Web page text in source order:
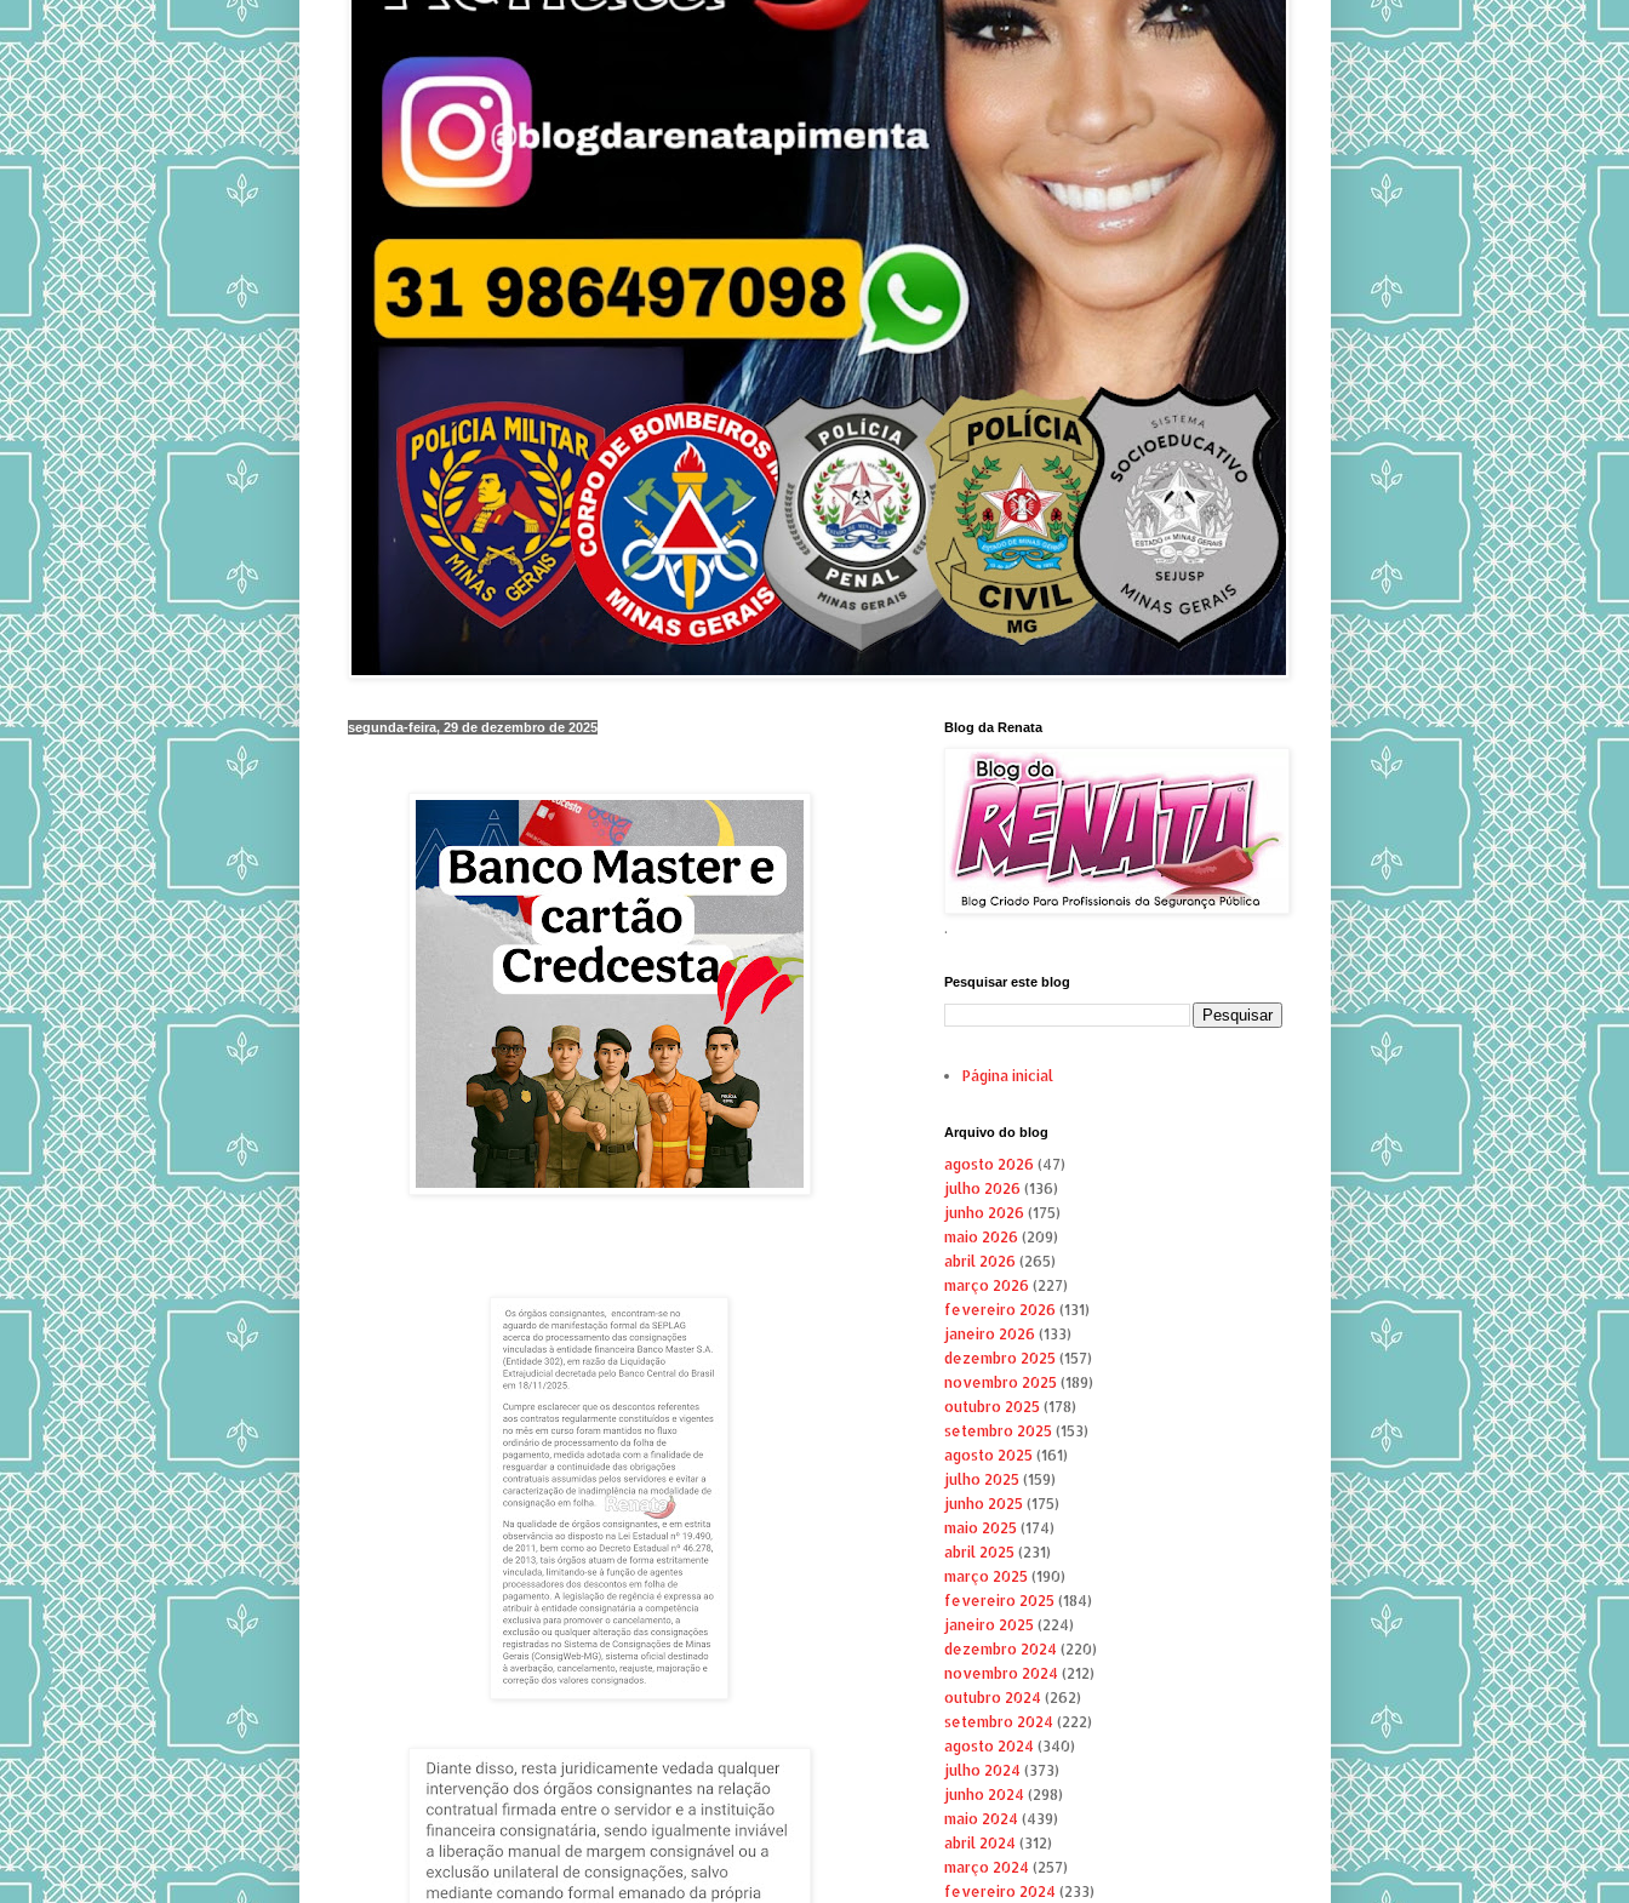
segunda-feira, 29 de dezembro de 2025 Blog da Renata
.
Pesquisar este blog
Página inicial
Arquivo do blog
agosto 2026 (47)
julho 2026 (136)
junho 2026 (175)
maio 2026 (209)
abril 2026 (265)
março 2026 (227)
fevereiro 2026 (131)
janeiro 2026 (133)
dezembro 2025 (157)
novembro 2025 (189)
outubro 2025 (178)
setembro 2025 (153)
agosto 2025 (161)
julho 2025 (159)
junho 2025 (175)
maio 2025 (174)
abril 2025 (231)
março 2025 (190)
fevereiro 2025 (184)
janeiro 2025 (224)
dezembro 2024 (220)
novembro 2024 (212)
outubro 2024 (262)
setembro 2024 (222)
agosto 2024 (340)
julho 2024 (373)
junho 2024 (298)
maio 2024 (439)
abril 2024 (312)
março 2024 (257)
fevereiro 2024 (233)